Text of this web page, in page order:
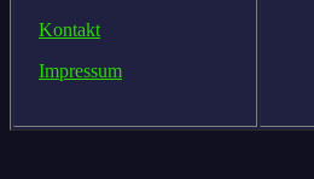
Kontakt
Impressum